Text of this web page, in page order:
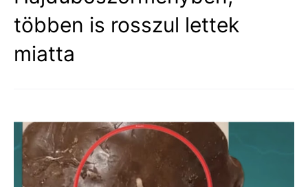
többen is rosszul lettek
miatta